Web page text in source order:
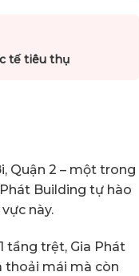
tế tiêu thụ
Quận 2 – một trong
Building tự hào
này.
tầng trệt, Gia Phát
thoải mái mà còn